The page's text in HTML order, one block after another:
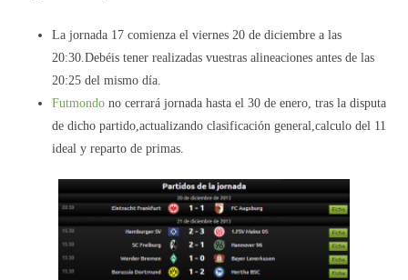
La jornada 17 comienza el viernes 20 de diciembre a las
20:30.Debéis tener realizadas vuestras alineaciones antes de las
20:25 del mismo día.
Futmondo no cerrará jornada hasta el 30 de enero, tras la disputa
de dicho partido,actualizando clasificación general,calculo del 11
ideal y reparto de primas.